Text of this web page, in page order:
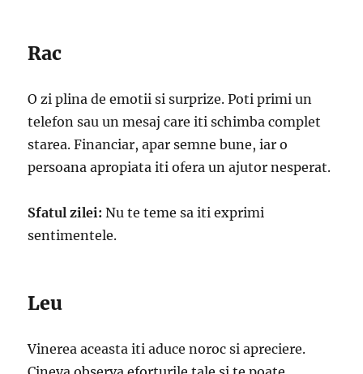
Rac
O zi plina de emotii si surprize. Poti primi un
telefon sau un mesaj care iti schimba complet
starea. Financiar, apar semne bune, iar o
persoana apropiata iti ofera un ajutor nesperat.
Sfatul zilei: Nu te teme sa iti exprimi
sentimentele.
Leu
Vinerea aceasta iti aduce noroc si apreciere.